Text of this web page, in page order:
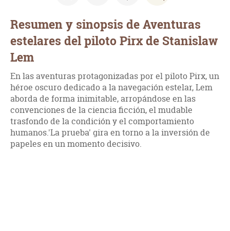
Resumen y sinopsis de Aventuras
estelares del piloto Pirx de Stanislaw
Lem
En las aventuras protagonizadas por el piloto Pirx, un
héroe oscuro dedicado a la navegación estelar, Lem
aborda de forma inimitable, arropándose en las
convenciones de la ciencia ficción, el mudable
trasfondo de la condición y el comportamiento
humanos.'La prueba' gira en torno a la inversión de
papeles en un momento decisivo.